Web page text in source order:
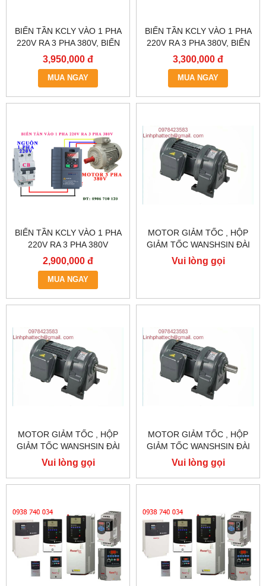
BIẾN TẦN KCLY VÀO 1 PHA
220V RA 3 PHA 380V, BIẾN
TẦN KCLY KOC600-
2R2GT3-B
3,950,000 đ
MUA NGAY
BIẾN TẦN KCLY VÀO 1 PHA
220V RA 3 PHA 380V, BIẾN
TẦN KCLY KOC600-
1R5GT3-B
3,300,000 đ
MUA NGAY
BIẾN TẦN KCLY VÀO 1 PHA
220V RA 3 PHA 380V
0.75KW, BIẾN TẦN KCLY
KOC600-R75GT3-B
2,900,000 đ
MUA NGAY
MOTOR GIẢM TỐC , HỘP
GIẢM TỐC WANSHSIN ĐÀI
LOAN GH40-2200-3S /
2.2KW 2200W 3HP
Vui lòng gọi
MOTOR GIẢM TỐC , HỘP
GIẢM TỐC WANSHSIN ĐÀI
LOAN 1.5KW 1500W 2HP AC
BA PHA 220 V / 380V
Vui lòng gọi
MOTOR GIẢM TỐC , HỘP
GIẢM TỐC WANSHSIN ĐÀI
LOAN 1.5KW 1500W 2HP AC
BA PHA 220 V / 380V
Vui lòng gọi